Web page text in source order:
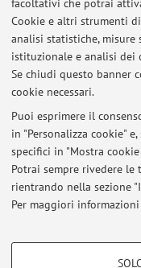
facoltativi che potrai
Cookie e altri strumenti
analisi statistiche, misure
istituzionale e analisi
Se chiudi questo banner
cookie necessari.
Puoi esprimere il
in "Personalizza cookie"
specifici in "Mostra
Potrai sempre rivedere
rientrando nella sezione
Per maggiori informazioni
COOKIE DI
cerebrale caratteristico
qui proposto è volto
terapie
nostro studio
Al